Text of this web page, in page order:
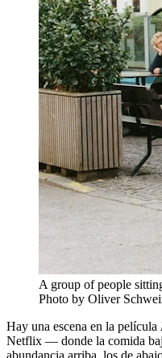
A group of people
Photo by Oliver
Hay una escena en la película
Netflix — donde la comida
abundancia arriba, los de